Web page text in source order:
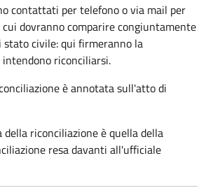
contattati per telefono o via mail per
dovranno comparire congiuntamente
civile: qui firmeranno la
riconciliarsi.
è annotata sull'atto di
della riconciliazione è quella della
resa davanti all'ufficiale